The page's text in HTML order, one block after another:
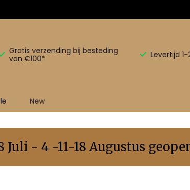
Gratis verzending bij besteding
van €100*
Levertijd
New
- 4 -11-18 Augustus